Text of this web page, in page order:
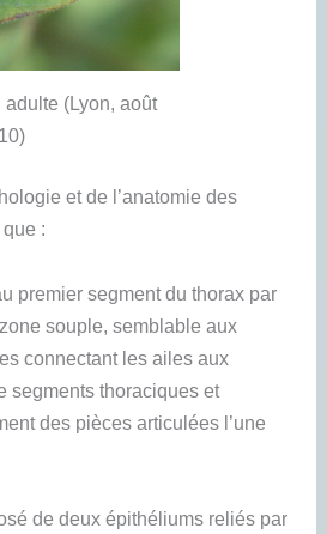
(Lyon, août
et de l’anatomie des
:
premier segment du thorax par
souple, semblable aux
connectant les ailes aux
segments thoraciques et
des pièces articulées l’une
de deux épithéliums reliés par